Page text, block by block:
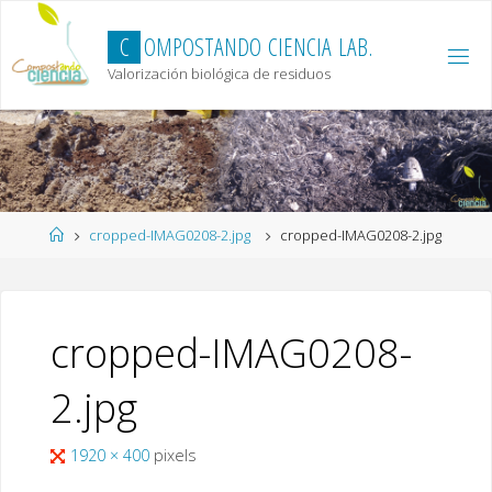
content
C OMPOSTANDO CIENCIA LAB.
Valorización biológica de residuos
Homecropped-IMAG0208-2.jpg cropped-IMAG0208-2.jpg
cropped-IMAG0208-
2.jpg
Full1920 × 400 pixels